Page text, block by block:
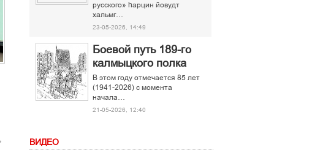
русского» һарцин йовудт
хальмг…
23-05-2026, 14:49
Боевой путь 189-го
калмыцкого полка
В этом году отмечается 85 лет
(1941-2026) с момента
начала…
21-05-2026, 12:40
ВИДЕО